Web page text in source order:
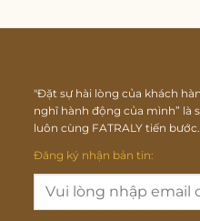
"Đặt sự hài lòng của khách
nghĩ hành động của mình” là
luôn cùng FATRALY tiến bước.
Đăng ký nhận bản tin: